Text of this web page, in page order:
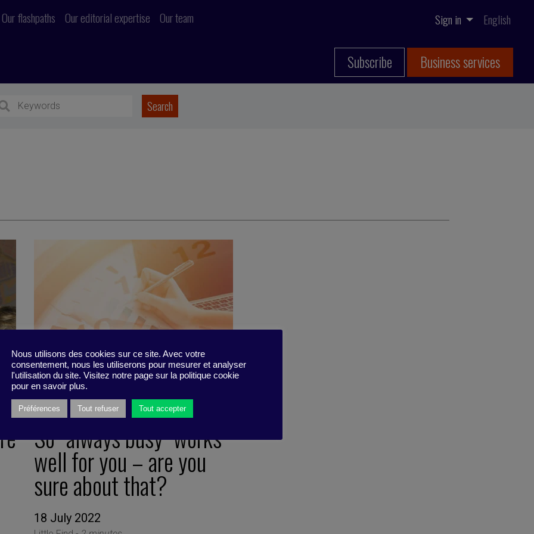
Our flashpaths Our editorial expertise Our team Sign in English
Subscribe Business services
So “always busy” works
well for you – are you
sure about that?
18 July 2022
Nous utilisons des cookies sur ce site. Avec votre
consentement, nous les utiliserons pour mesurer et analyser
l'utilisation du site. Visitez notre page sur la politique cookie
pour en savoir plus.
Préférences Tout refuser Tout accepter